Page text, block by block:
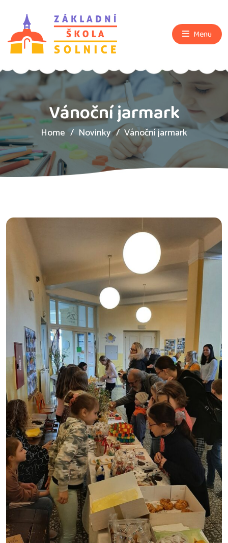
Menu
Vánoční jarmark
Home Novinky Vánoční jarmark